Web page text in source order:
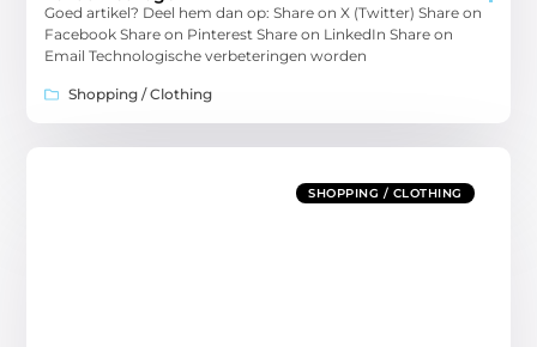
Goed artikel? Deel hem dan op: Share on X (Twitter) Share on
Facebook Share on Pinterest Share on LinkedIn Share on
Email Technologische verbeteringen worden
Shopping / Clothing
SHOPPING / CLOTHING